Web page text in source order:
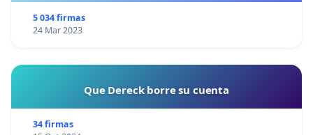
5 034 firmas
24 Mar 2023
Que Dereck borre su cuenta
34 firmas